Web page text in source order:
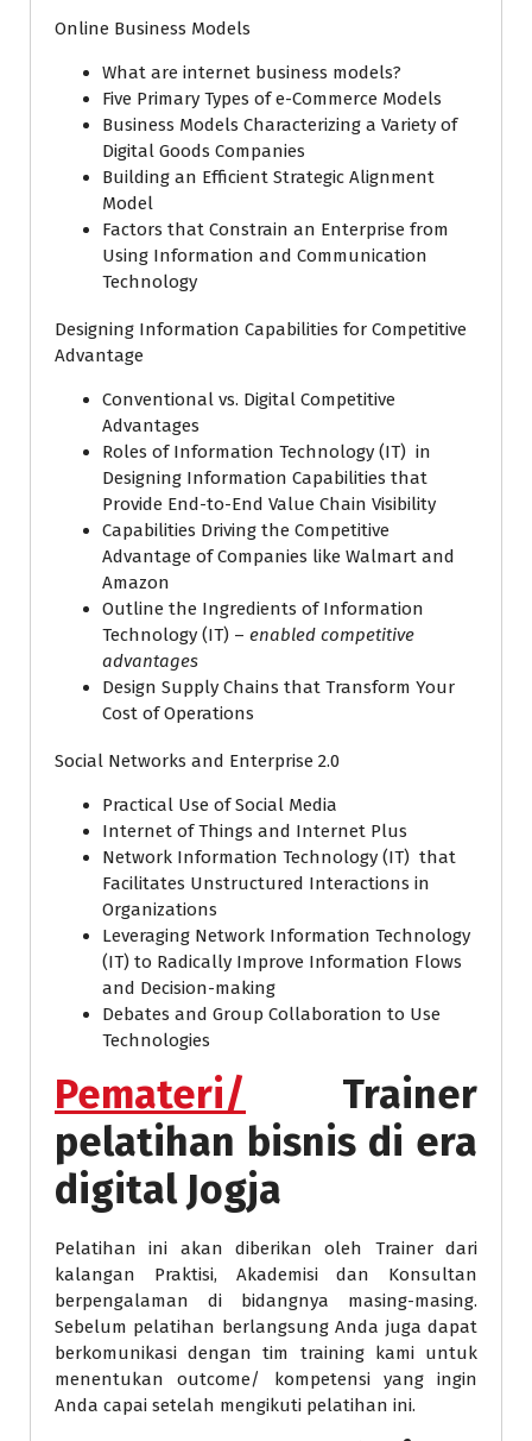
Online Business Models
What are internet business models?
Five Primary Types of e-Commerce Models
Business Models Characterizing a Variety of
Digital Goods Companies
Building an Efficient Strategic Alignment
Model
Factors that Constrain an Enterprise from
Using Information and Communication
Technology
Designing Information Capabilities for Competitive
Advantage
Conventional vs. Digital Competitive
Advantages
Roles of Information Technology (IT) in
Designing Information Capabilities that
Provide End-to-End Value Chain Visibility
Capabilities Driving the Competitive
Advantage of Companies like Walmart and
Amazon
Outline the Ingredients of Information
Technology (IT) – enabled competitive
advantages
Design Supply Chains that Transform Your
Cost of Operations
Social Networks and Enterprise 2.0
Practical Use of Social Media
Internet of Things and Internet Plus
Network Information Technology (IT) that
Facilitates Unstructured Interactions in
Organizations
Leveraging Network Information Technology
(IT) to Radically Improve Information Flows
and Decision-making
Debates and Group Collaboration to Use
Technologies
Pemateri/ Trainer
pelatihan bisnis di era
digital Jogja
Pelatihan ini akan diberikan oleh Trainer dari
kalangan Praktisi, Akademisi dan Konsultan
berpengalaman di bidangnya masing-masing.
Sebelum pelatihan berlangsung Anda juga dapat
berkomunikasi dengan tim training kami untuk
menentukan outcome/ kompetensi yang ingin
Anda capai setelah mengikuti pelatihan ini.